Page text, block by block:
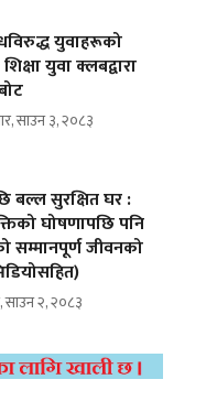
युवाहरूको
युवा क्लबद्वारा
साउन ३, २०८३
बल्ल सुरक्षित घर :
घोषणापछि पनि
सम्मानपूर्ण जीवनको
साउन २, २०८३